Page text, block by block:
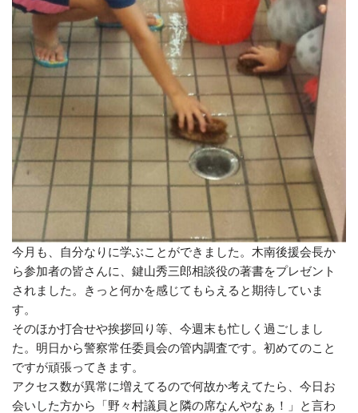
今月も、自分なりに学ぶことができました。木南後援会長か
ら参加者の皆さんに、鍵山秀三郎相談役の著書をプレゼント
されました。きっと何かを感じてもらえると期待していま
す。
そのほか打合せや挨拶回り等、今週末も忙しく過ごしまし
た。明日から警察常任委員会の管内調査です。初めてのこと
ですが頑張ってきます。
アクセス数が異常に増えてるので何故か考えてたら、今日お
会いした方から「野々村議員と隣の席なんやなぁ！」と言わ